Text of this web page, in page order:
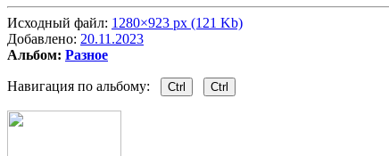
Исходный файл: 1280×923 px (121 Kb)
Добавлено: 20.11.2023
Альбом: Разное
Навигация по альбому: Ctrl Ctrl